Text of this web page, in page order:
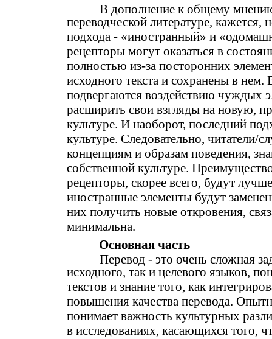
В дополнение к общему
переводческой литературе,
подхода - «иностранный» и
рецепторы могут оказаться в
полностью из-за посторонних
исходного текста и сохранены в
подвергаются воздействию чуждых
расширить свои взгляды на новую,
культуре. И наоборот, последний
культуре. Следовательно, читатели/
концепциям и образам поведения,
собственной культуре.
рецепторы, скорее всего, будут
иностранные элементы будут
них получить новые откровения,
минимальна.
Основная часть
Перевод - это очень сложная
исходного, так и целевого языков,
текстов и знание того, как
повышения качества перевода.
понимает важность культурных
в исследованиях, касающихся того,